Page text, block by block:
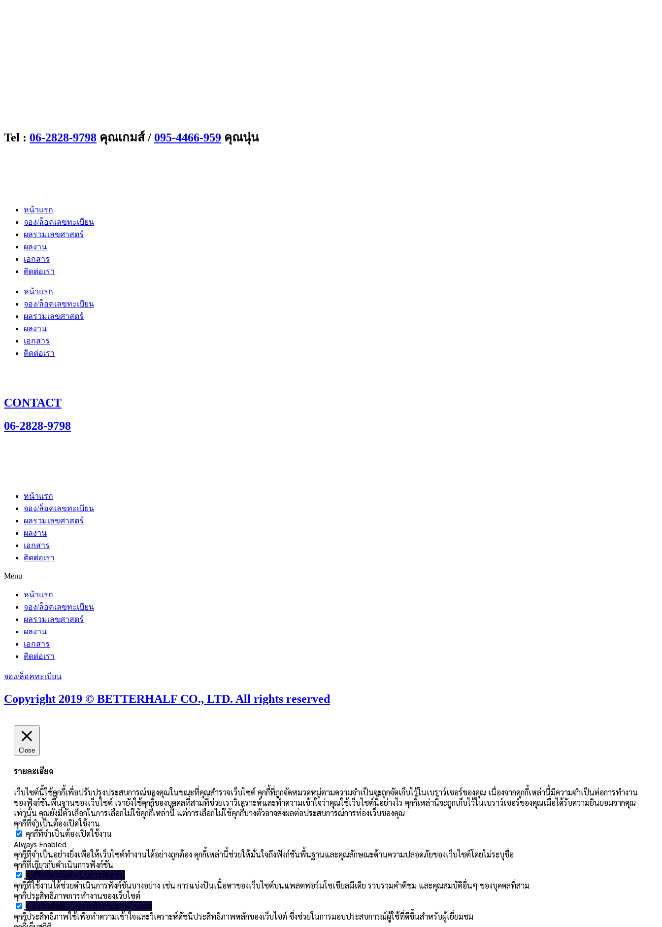
Tel : 06-2828-9798 คุณเกมส์ / 095-4466-959 คุณนุ่น
หน้าแรก
จอง/ล็อคเลขทะเบียน
ผลรวมเลขศาสตร์
ผลงาน
เอกสาร
ติดต่อเรา
หน้าแรก
จอง/ล็อคเลขทะเบียน
ผลรวมเลขศาสตร์
ผลงาน
เอกสาร
ติดต่อเรา
CONTACT
06-2828-9798
หน้าแรก
จอง/ล็อคเลขทะเบียน
ผลรวมเลขศาสตร์
ผลงาน
เอกสาร
ติดต่อเรา
Menu
หน้าแรก
จอง/ล็อคเลขทะเบียน
ผลรวมเลขศาสตร์
ผลงาน
เอกสาร
ติดต่อเรา
จอง/ล็อคทะเบียน
Copyright 2019 © BETTERHALF CO., LTD. All rights reserved
Close
รายละเอียด
เว็บไซต์นี้ใช้คุกกี้เพื่อปรับปรุงประสบการณ์ของคุณในขณะที่คุณสำรวจเว็บไซต์ คุกกี้ที่ถูกจัดหมวดหมู่ตามความจำเป็นจะถูกจัดเก็บไว้ในเบราว์เซอร์ของคุณ เนื่องจากคุกกี้เหล่านี้มีความจำเป็นต่อการทำงาน
ของฟังก์ชันพื้นฐานของเว็บไซต์ เรายังใช้คุกกี้ของบุคคลที่สามที่ช่วยเราวิเคราะห์และทำความเข้าใจว่าคุณใช้เว็บไซต์นี้อย่างไร คุกกี้เหล่านี้จะถูกเก็บไว้ในเบราว์เซอร์ของคุณเมื่อได้รับความยินยอมจากคุณ
เท่านั้น คุณยังมีตัวเลือกในการเลือกไม่ใช้คุกกี้เหล่านี้ แต่การเลือกไม่ใช้คุกกี้บางตัวอาจส่งผลต่อประสบการณ์การท่องเว็บของคุณ
คุกกี้ที่จำเป็นต้องเปิดใช้งาน
คุกกี้ที่จำเป็นต้องเปิดใช้งาน
Always Enabled
คุกกี้ที่จำเป็นอย่างยิ่งเพื่อให้เว็บไซต์ทำงานได้อย่างถูกต้อง คุกกี้เหล่านี้ช่วยให้มั่นใจถึงฟังก์ชันพื้นฐานและคุณลักษณะด้านความปลอดภัยของเว็บไซต์โดยไม่ระบุชื่อ
คุกกี้ที่เกี่ยวกับดำเนินการฟังก์ชัน
คุกกี้ที่เกี่ยวกับดำเนินการฟังก์ชัน
คุกกี้ที่ใช้งานได้ช่วยดำเนินการฟังก์ชันบางอย่าง เช่น การแบ่งปันเนื้อหาของเว็บไซต์บนแพลตฟอร์มโซเชียลมีเดีย รวบรวมคำติชม และคุณสมบัติอื่นๆ ของบุคคลที่สาม
คุกกี้ประสิทธิภาพการทำงานของเว็บไซต์
คุกกี้ประสิทธิภาพการทำงานของเว็บไซต์
คุกกี้ประสิทธิภาพใช้เพื่อทำความเข้าใจและวิเคราะห์ดัชนีประสิทธิภาพหลักของเว็บไซต์ ซึ่งช่วยในการมอบประสบการณ์ผู้ใช้ที่ดีขึ้นสำหรับผู้เยี่ยมชม